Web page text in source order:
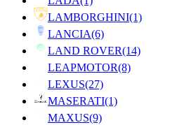
LAMBORGHINI(1)
LANCIA(6)
LAND ROVER(14)
LEAPMOTOR(8)
LEXUS(27)
MASERATI(1)
MAXUS(9)